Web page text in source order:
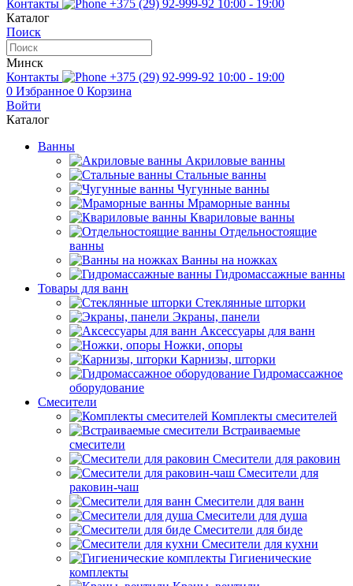
Контакты +375 (29) 92-999-92 10:00 - 19:00
Каталог
Поиск
Минск
Контакты
+375 (29) 92-999-92 10:00 - 19:00
0 Избранное 0 Корзина
Войти
Каталог
Ванны
Акриловые ванны
Стальные ванны
Чугунные ванны
Мраморные ванны
Квариловые ванны
Отдельностоящие
ванны
Ванны на ножках
Гидромассажные ванны
Товары для ванн
Стеклянные шторки
Экраны, панели
Аксессуары для ванн
Ножки, опоры
Карнизы, шторки
Гидромассажное
оборудование
Смесители
Комплекты смесителей
Встраиваемые
смесители
Смесители для раковин
Смесители для
раковин-чаш
Смесители для ванн
Смесители для душа
Смесители для биде
Смесители для кухни
Гигиенические
комплекты